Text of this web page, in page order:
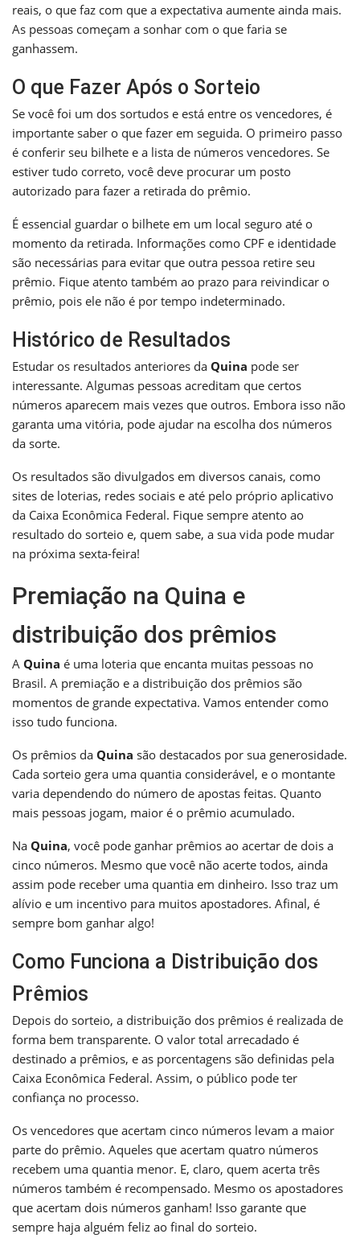
reais, o que faz com que a expectativa aumente ainda mais.
As pessoas começam a sonhar com o que faria se
ganhassem.
O que Fazer Após o Sorteio
Se você foi um dos sortudos e está entre os vencedores, é
importante saber o que fazer em seguida. O primeiro passo
é conferir seu bilhete e a lista de números vencedores. Se
estiver tudo correto, você deve procurar um posto
autorizado para fazer a retirada do prêmio.
É essencial guardar o bilhete em um local seguro até o
momento da retirada. Informações como CPF e identidade
são necessárias para evitar que outra pessoa retire seu
prêmio. Fique atento também ao prazo para reivindicar o
prêmio, pois ele não é por tempo indeterminado.
Histórico de Resultados
Estudar os resultados anteriores da Quina pode ser
interessante. Algumas pessoas acreditam que certos
números aparecem mais vezes que outros. Embora isso não
garanta uma vitória, pode ajudar na escolha dos números
da sorte.
Os resultados são divulgados em diversos canais, como
sites de loterias, redes sociais e até pelo próprio aplicativo
da Caixa Econômica Federal. Fique sempre atento ao
resultado do sorteio e, quem sabe, a sua vida pode mudar
na próxima sexta-feira!
Premiação na Quina e
distribuição dos prêmios
A Quina é uma loteria que encanta muitas pessoas no
Brasil. A premiação e a distribuição dos prêmios são
momentos de grande expectativa. Vamos entender como
isso tudo funciona.
Os prêmios da Quina são destacados por sua generosidade.
Cada sorteio gera uma quantia considerável, e o montante
varia dependendo do número de apostas feitas. Quanto
mais pessoas jogam, maior é o prêmio acumulado.
Na Quina, você pode ganhar prêmios ao acertar de dois a
cinco números. Mesmo que você não acerte todos, ainda
assim pode receber uma quantia em dinheiro. Isso traz um
alívio e um incentivo para muitos apostadores. Afinal, é
sempre bom ganhar algo!
Como Funciona a Distribuição dos
Prêmios
Depois do sorteio, a distribuição dos prêmios é realizada de
forma bem transparente. O valor total arrecadado é
destinado a prêmios, e as porcentagens são definidas pela
Caixa Econômica Federal. Assim, o público pode ter
confiança no processo.
Os vencedores que acertam cinco números levam a maior
parte do prêmio. Aqueles que acertam quatro números
recebem uma quantia menor. E, claro, quem acerta três
números também é recompensado. Mesmo os apostadores
que acertam dois números ganham! Isso garante que
sempre haja alguém feliz ao final do sorteio.